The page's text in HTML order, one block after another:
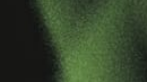
exposiciones
Seúl
recorridos por la ciudad
conciertos